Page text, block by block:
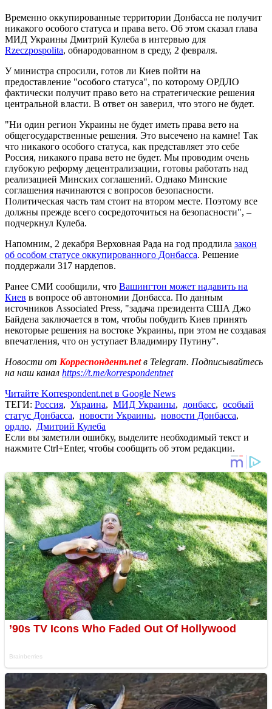
Временно оккупированные территории Донбасса не получит
никакого особого статуса и права вето. Об этом сказал глава
МИД Украины Дмитрий Кулеба в интервью для
Rzeczpospolita, обнародованном в среду, 2 февраля.
У министра спросили, готов ли Киев пойти на
предоставление "особого статуса", по которому ОРДЛО
фактически получит право вето на стратегические решения
центральной власти. В ответ он заверил, что этого не будет.
"Ни один регион Украины не будет иметь права вето на
общегосударственные решения. Это высечено на камне! Так
что никакого особого статуса, как представляет это себе
Россия, никакого права вето не будет. Мы проводим очень
глубокую реформу децентрализации, готовы работать над
реализацией Минских соглашений. Однако Минские
соглашения начинаются с вопросов безопасности.
Политическая часть там стоит на втором месте. Поэтому все
должны прежде всего сосредоточиться на безопасности", –
подчеркнул Кулеба.
Напомним, 2 декабря Верховная Рада на год продлила закон
об особом статусе оккупированного Донбасса. Решение
поддержали 317 нардепов.
Ранее СМИ сообщили, что Вашингтон может надавить на
Киев в вопросе об автономии Донбасса. По данным
источников Associated Press, "задача президента США Джо
Байдена заключается в том, чтобы побудить Киев принять
некоторые решения на востоке Украины, при этом не создавая
впечатления, что он уступает Владимиру Путину".
Новости от Корреспондент.netв Telegram. Подписывайтесь
на наш канал https://t.me/korrespondentnet
Читайте Korrespondent.net в Google News
ТЕГИ: Россия, Украина, МИД Украины, донбасс, особый
статус Донбасса, новости Украины, новости Донбасса,
ордло, Дмитрий Кулеба
Если вы заметили ошибку, выделите необходимый текст и
нажмите Ctrl+Enter, чтобы сообщить об этом редакции.